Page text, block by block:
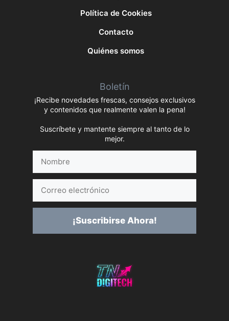
Política de Cookies
Contacto
Quiénes somos
Boletín
¡Recibe novedades frescas, consejos exclusivos
y contenidos que realmente valen la pena!
Suscríbete y mantente siempre al tanto de lo
mejor.
electrónico
¡Suscribirse Ahora!